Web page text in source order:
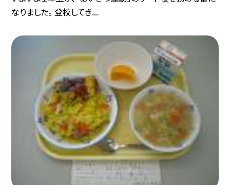
なりました。 登校してき...